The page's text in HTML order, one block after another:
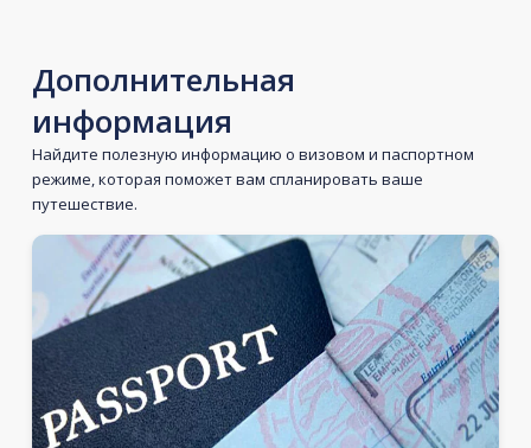
Дополнительная
информация
Найдите полезную информацию о визовом и паспортном
режиме, которая поможет вам спланировать ваше
путешествие.